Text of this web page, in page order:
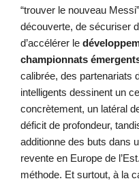
“trouver le nouveau
découverte, de sécuriser
d’accélérer le
championnats
calibrée, des partenariats
intelligents dessinent un
concrètement, un latéral
déficit de profondeur,
additionne des buts dans
revente en Europe de
méthode. Et surtout, à la